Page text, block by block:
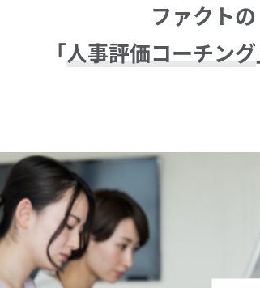
ファクトの
「人事評価コーチング